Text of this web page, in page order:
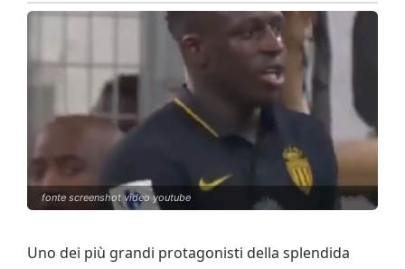
fonte screenshot video youtube
Uno dei più grandi protagonisti della splendida